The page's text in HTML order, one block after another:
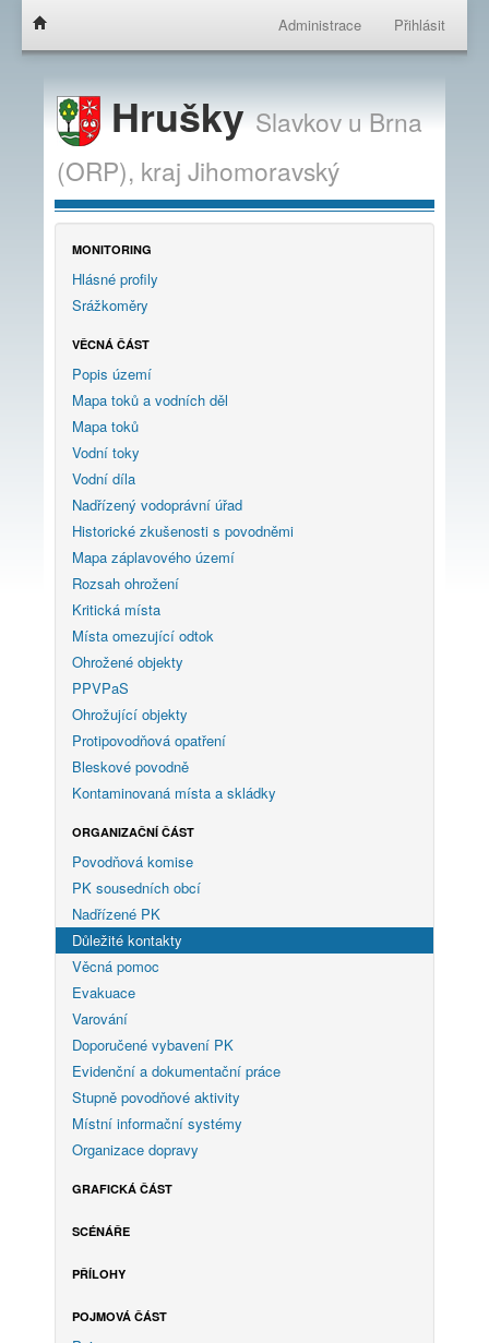
Administrace Přihlásit
HruškySlavkov u Brna
(ORP), kraj Jihomoravský
MONITORING
Hlásné profily
Srážkoměry
VĚCNÁ ČÁST
Popis území
Mapa toků a vodních děl
Mapa toků
Vodní toky
Vodní díla
Nadřízený vodoprávní úřad
Historické zkušenosti s povodněmi
Mapa záplavového území
Rozsah ohrožení
Kritická místa
Místa omezující odtok
Ohrožené objekty
PPVPaS
Ohrožující objekty
Protipovodňová opatření
Bleskové povodně
Kontaminovaná místa a skládky
ORGANIZAČNÍ ČÁST
Povodňová komise
PK sousedních obcí
Nadřízené PK
Důležité kontakty
Věcná pomoc
Evakuace
Varování
Doporučené vybavení PK
Evidenční a dokumentační práce
Stupně povodňové aktivity
Místní informační systémy
Organizace dopravy
GRAFICKÁ ČÁST
SCÉNÁŘE
PŘÍLOHY
POJMOVÁ ČÁST